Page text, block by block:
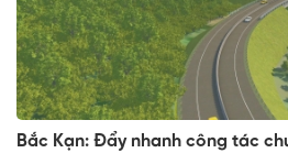
Bắc Kạn: Đẩy nhanh công tác